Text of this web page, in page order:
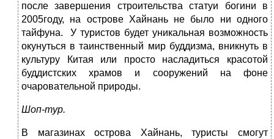
после завершения строительства статуи богини в
2005году, на острове Хайнань не было ни одного
тайфуна. У туристов будет уникальная возможность
окунуться в таинственный мир буддизма, вникнуть в
культуру Китая или просто насладиться красотой
буддистских храмов и сооружений на фоне
очаровательной природы.
Шоп-тур.
В магазинах острова Хайнань, туристы смогут